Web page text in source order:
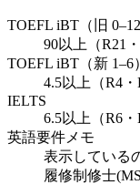
TOEFL iBT（旧
90以上（R21
TOEFL iBT（新 1–6）
4.5以上（R4・
IELTS
6.5以上（R6・
英語要件メモ
表示している
履修制修士